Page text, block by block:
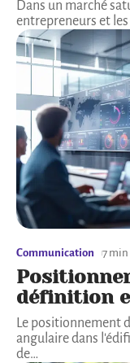
Dans un marché
entrepreneurs et
Communication 7
définition
Le positionnement
angulaire dans
de…